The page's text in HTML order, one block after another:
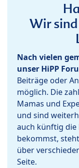
Wir
Nach vielen
unser HiPP
Beiträge oder
möglich. Die
Mamas und
und sind
auch künftig
bekommst,
über
Seite.